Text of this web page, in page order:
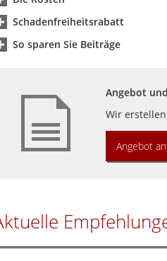
Schadenfreiheitsrabatt
So sparen Sie Beiträge
Angebot
Wir
Angebot